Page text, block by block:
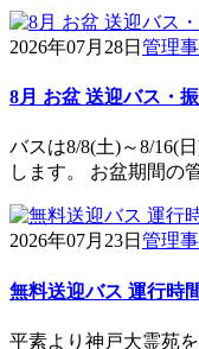
2026年07月28日 管理
8月 お盆 送迎バス・
バスは8/8(土)～8/16(
します。 お盆期間の
2026年07月23日 管理
無料送迎バス 運行時
平素より神戸大霊苑